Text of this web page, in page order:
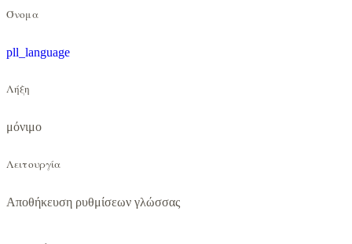
Όνομα
pll_language
Λήξη
μόνιμο
Λειτουργία
Αποθήκευση ρυθμίσεων γλώσσας